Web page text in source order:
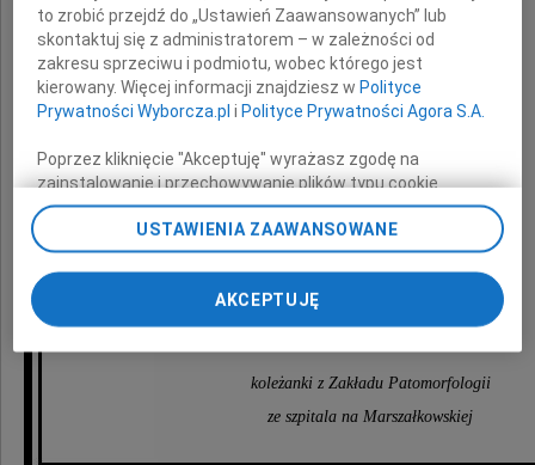
Rodzinie
wyrazy głębokiego żalu i współczucia
Mamy
koleżanki z Zakładu Patomorfologii
ze szpitala na Marszałkowskiej
to zrobić przejdź do „Ustawień Zaawansowanych” lub
skontaktuj się z administratorem – w zależności od
zakresu sprzeciwu i podmiotu, wobec którego jest
kierowany. Więcej informacji znajdziesz w Polityce
Prywatności Wyborcza.pl i Polityce Prywatności Agora S.A.
Poprzez kliknięcie "Akceptuję" wyrażasz zgodę na
zainstalowanie i przechowywanie plików typu cookie
Wyborczej sp. z o. o. jej Zaufanych Partnerów i Agora S.A.
na Twoim urządzeniu końcowym. Możesz też w każdej
chwili zmienić swoje preferencje dot. plików cookie,
ponownie wywołując narzędzie do zarządzania Twoimi
preferencjami dot. przetwarzania danych poprzez
odnośnik „Ustawienia prywatności” w stopce serwisu i
przechodząc do sekcji „Ustawienia zaawansowane”.
Zmiana ustawień plików cookie możliwa jest także za
USTAWIENIA ZAAWANSOWANE
AKCEPTUJĘ